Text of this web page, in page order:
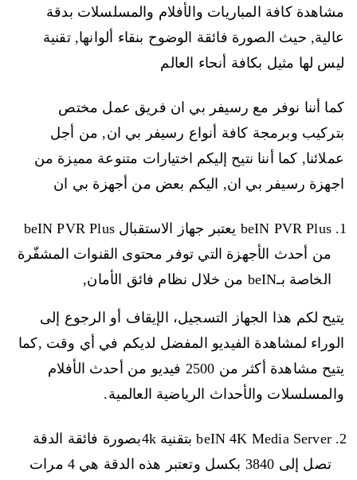
مشاهدة كافة المباريات والأفلام والمسلسلات بدقة
عالية, حيث الصورة فائقة الوضوح بنقاء ألوانها, تقنية
ليس لها مثيل بكافة أنحاء العالم
كما أننا نوفر مع رسيفر بي ان فريق عمل مختص
بتركيب وبرمجة كافة أنواع رسيفر بي ان, من أجل
عملائنا, كما أننا نتيح إليكم اختيارات متنوعة مميزة من
اجهزة رسيفر بي ان, اليكم بعض من أجهزة بي ان
beIN PVR Plus يعتبر جهاز الاستقبال beIN PVR Plus
من أحدث الأجهزة التي توفر محتوى القنوات المشفّرة
الخاصة بـbeIN من خلال نظام فائق الأمان,
يتيح لكم هذا الجهاز التسجيل، الإيقاف أو الرجوع إلى
الوراء لمشاهدة الفيديو المفضل لديكم في أي وقت ,كما
يتيح مشاهدة أكثر من 2500 فيديو من أحدث الأفلام
والمسلسلات والأحداث الرياضية العالمية.
beIN 4K Media Server بتقنية 4kبصورة فائقة الدقة
تصل إلى 3840 بكسل وتعتبر هذه الدقة هي 4 مرات